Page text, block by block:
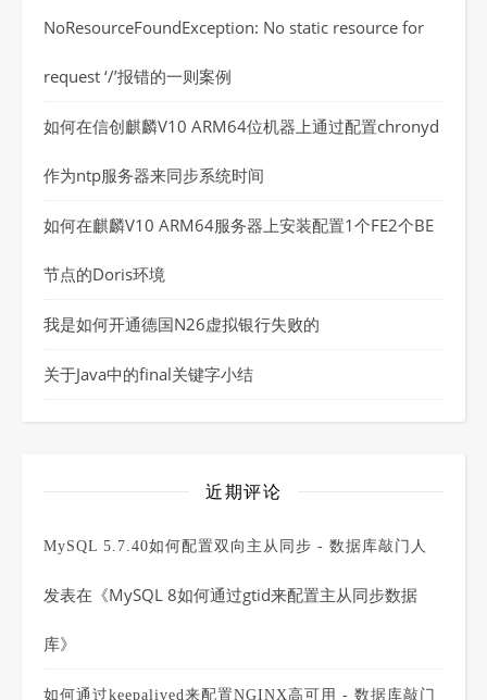
NoResourceFoundException: No static resource for
request ‘/’报错的一则案例
如何在信创麒麟V10 ARM64位机器上通过配置chronyd
作为ntp服务器来同步系统时间
如何在麒麟V10 ARM64服务器上安装配置1个FE2个BE
节点的Doris环境
我是如何开通德国N26虚拟银行失败的
关于Java中的final关键字小结
近期评论
MySQL 5.7.40如何配置双向主从同步 - 数据库敲门人
发表在《MySQL 8如何通过gtid来配置主从同步数据
库》
如何通过keepalived来配置NGINX高可用 - 数据库敲门